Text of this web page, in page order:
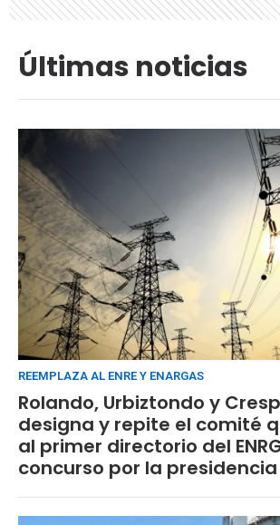
Últimas noticias
REEMPLAZA AL ENRE Y ENARGAS
Rolando, Urbiztondo y
designa y repite el comité
al primer directorio del
concurso por la presidencia